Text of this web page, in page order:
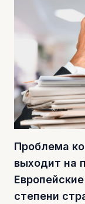
Проблема
выходит на
степени